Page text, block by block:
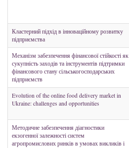
Кластерний підхід в інноваційному розвитку
підприємства
Механізм забезпечення фінансової стійкості як
сукупність заходів та інструментів підтримки
фінансового стану сільськогосподарських
підприємств
Evolution of the online food delivery market in
Ukraine: challenges and opportunities
Методичне забезпечення діагностики
екзогенної залежності систем
агропромислових ринків в умовах викликів і